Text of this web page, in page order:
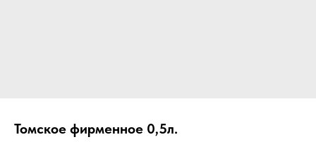
Томское фирменное 0,5л.